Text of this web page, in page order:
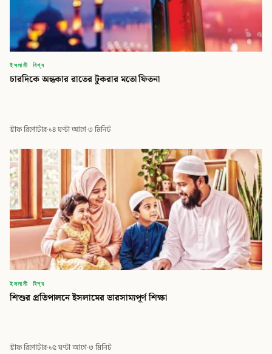
ইসলামী বিশ্ব
চারদিকে অন্ধকার রাতের টুকরার মতো ফিতনা
স্টাফ রিপোর্টার·১৪ ঘণ্টা আগে·৩ মিনিট
ইসলামী বিশ্ব
শিশুর প্রতিপালনে ইসলামের ভারসাম্যপূর্ণ শিক্ষা
স্টাফ রিপোর্টার·১৫ ঘণ্টা আগে·৩ মিনিট